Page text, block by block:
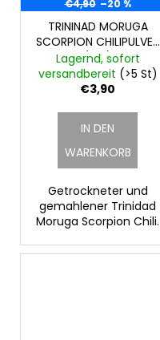
€4,90 –20 %
TRININAD MORUGA
SCORPION CHILIPULVER
(10g)
Lagernd, sofort
versandbereit (>5 St)
€3,90
IN DEN
WARENKORB
Getrockneter und
gemahlener Trinidad
Moruga Scorpion Chili.